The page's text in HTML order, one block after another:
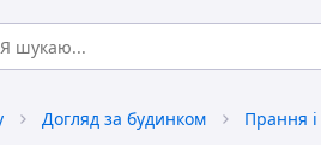
Догляд за будинком Прання